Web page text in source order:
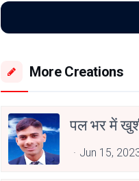
More Creations
पल भर में
Jun 15,